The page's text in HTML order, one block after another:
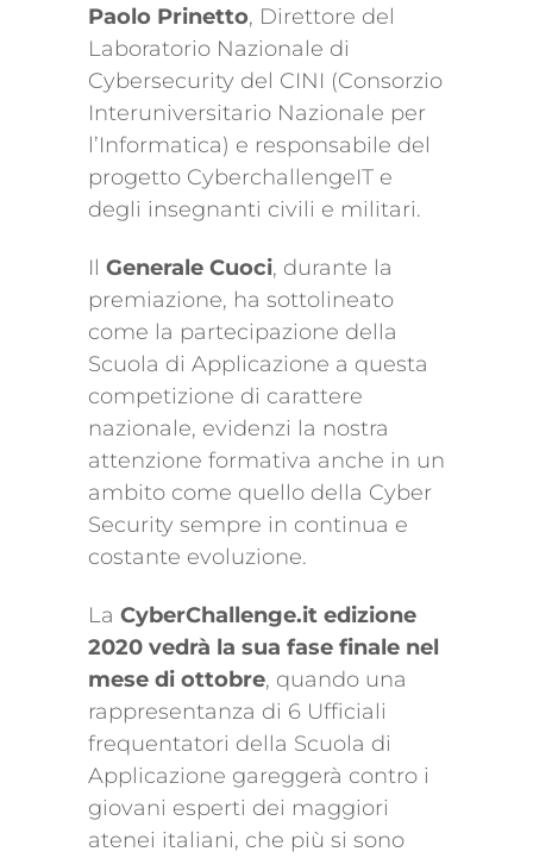
Paolo Prinetto, Direttore del
Laboratorio Nazionale di
Cybersecurity del CINI (Consorzio
Interuniversitario Nazionale per
l’Informatica) e responsabile del
progetto CyberchallengeIT e
degli insegnanti civili e militari.
Il Generale Cuoci, durante la
premiazione, ha sottolineato
come la partecipazione della
Scuola di Applicazione a questa
competizione di carattere
nazionale, evidenzi la nostra
attenzione formativa anche in un
ambito come quello della Cyber
Security sempre in continua e
costante evoluzione.
La CyberChallenge.it edizione
2020 vedrà la sua fase finale nel
mese di ottobre, quando una
rappresentanza di 6 Ufficiali
frequentatori della Scuola di
Applicazione gareggerà contro i
giovani esperti dei maggiori
atenei italiani, che più si sono